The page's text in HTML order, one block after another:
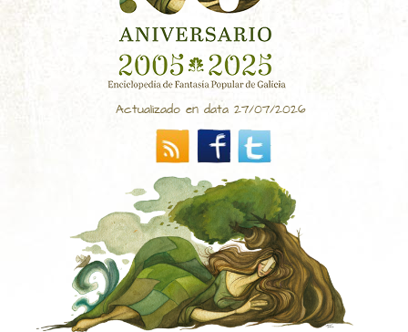
Actualizado en data 27/07/2026